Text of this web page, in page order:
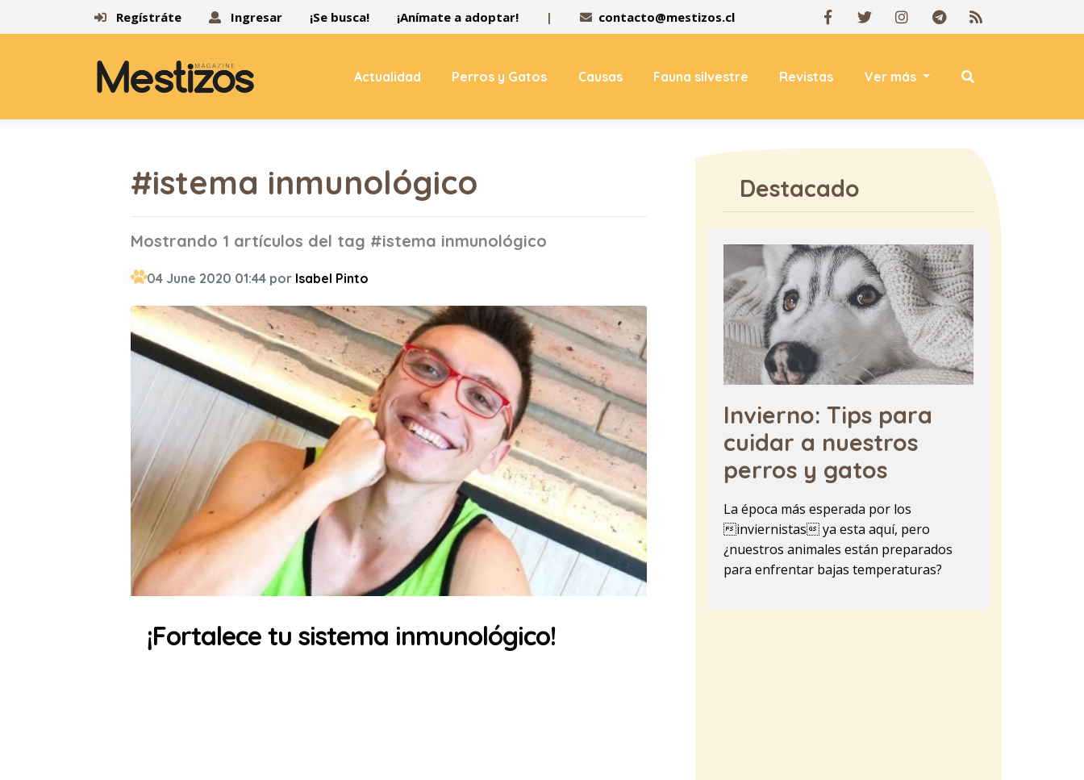
Regístráte Ingresar ¡Se busca! ¡Anímate a adoptar! | contacto@mestizos.cl
Actualidad Perros y Gatos Causas Fauna silvestre Revistas Ver más
#istema inmunológico
Mostrando 1 artículos del tag #istema inmunológico
04 June 2020 01:44 por Isabel Pinto
¡Fortalece tu sistema inmunológico!
Destacado
Invierno: Tips para
cuidar a nuestros
perros y gatos
La época más esperada por los
inviernistas ya esta aquí, pero
¿nuestros animales están preparados
para enfrentar bajas temperaturas?